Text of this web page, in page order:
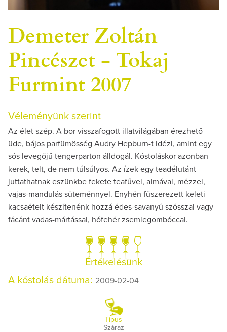
Demeter Zoltán
Pincészet - Tokaj
Furmint 2007
Véleményünk szerint
Az élet szép. A bor visszafogott illatvilágában érezhető
üde, bájos parfümösség Audry Hepburn-t idézi, amint egy
sós levegőjű tengerparton álldogál. Kóstoláskor azonban
kerek, telt, de nem túlsúlyos. Az ízek egy teadélutánt
juttathatnak eszünkbe fekete teafűvel, almával, mézzel,
vajas-mandulás süteménnyel. Enyhén fűszerezett keleti
kacsaételt készítenénk hozzá édes-savanyú szósszal vagy
fácánt vadas-mártással, hófehér zsemlegombóccal.
Értékelésünk
A kóstolás dátuma: 2009-02-04
Típus
Száraz